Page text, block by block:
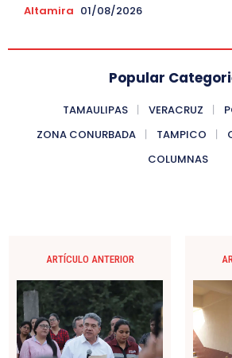
Altamira 01/08/2026
Popular
TAMAULIPAS VERACRUZ
ZONA CONURBADA
TAMPICO
COLUMNAS
ARTÍCULO ANTERIOR